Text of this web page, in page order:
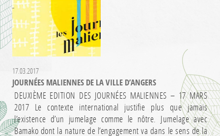
17.03.2017
JOURNÉES MALIENNES DE LA VILLE D’ANGERS
DEUXIÈME EDITION DES JOURNÉES MALIENNES – 17 MARS
2017 Le contexte international justifie plus que jamais
l’existence d’un jumelage comme le nôtre. Jumelage avec
Bamako dont la nature de l’engagement va dans le sens de la